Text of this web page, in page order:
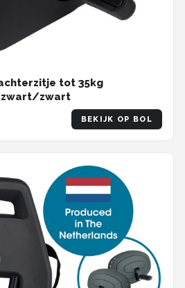
tot 35kg
zwart/zwart
BEKIJK OP BOL